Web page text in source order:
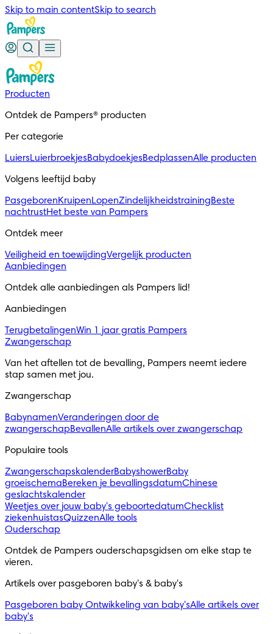
Skip to main contentSkip to search
Producten
Ontdek de Pampers® producten
Per categorie
LuiersLuierbroekjesBabydoekjesBedplassenAlle producten
Volgens leeftijd baby
PasgeborenKruipenLopenZindelijkheidstrainingBeste
nachtrustHet beste van Pampers
Ontdek meer
Veiligheid en toewijdingVergelijk producten
Aanbiedingen
Ontdek alle aanbiedingen als Pampers lid!
Aanbiedingen
TerugbetalingenWin 1 jaar gratis Pampers
Zwangerschap
Van het aftellen tot de bevalling, Pampers neemt iedere
stap samen met jou.
Zwangerschap
BabynamenVeranderingen door de
zwangerschapBevallenAlle artikels over zwangerschap
Populaire tools
ZwangerschapskalenderBabyshowerBaby
groeischemaBereken je bevallingsdatumChinese
geslachtskalender
Weetjes over jouw baby's geboortedatumChecklist
ziekenhuistasQuizzenAlle tools
Ouderschap
Ontdek de Pampers ouderschapsgidsen om elke stap te
vieren.
Artikels over pasgeboren baby's & baby's
Pasgeboren baby Ontwikkeling van baby'sAlle artikels over
baby's